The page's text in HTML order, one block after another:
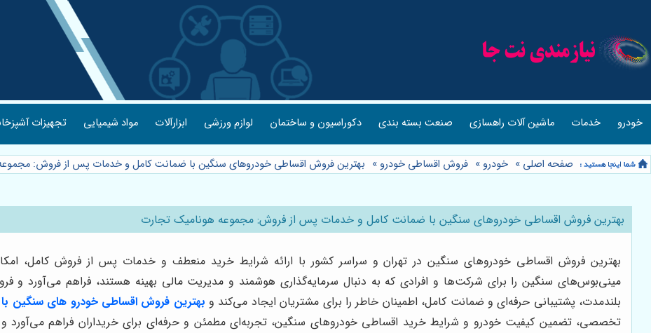
خودرو خدمات ماشین آلات راهسازی صنعت بسته بندی دکوراسیون و ساختمان لوازم ورزشی ابزارآلات مواد شیمیایی تجهیزات
صفحه اصلی » خودرو » فروش اقساطی خودرو » بهترین فروش اقساطی خودروهای سنگین با ضمانت کامل و خدمات پس از فروش:
بهترین فروش اقساطی خودروهای سنگین با ضمانت کامل و خدمات پس از فروش: مجموعه هونامیک تجارت
بهترین فروش اقساطی خودروهای سنگین در تهران و سراسر کشور با ارائه شرایط خرید منعطف و خدمات پس از فروش کامل،
مینی‌بوس‌های سنگین را برای شرکت‌ها و افرادی که به دنبال سرمایه‌گذاری هوشمند و مدیریت مالی بهینه هستند، فراهم می‌آورد و
بلندمدت، پشتیبانی حرفه‌ای و ضمانت کامل، اطمینان خاطر را برای مشتریان ایجاد می‌کند و بهترین فروش اقساطی خودرو های سنگین
تخصصی، تضمین کیفیت خودرو و شرایط خرید اقساطی خودروهای سنگین، تجربه‌ای مطمئن و حرفه‌ای برای خریداران فراهم می‌آورد